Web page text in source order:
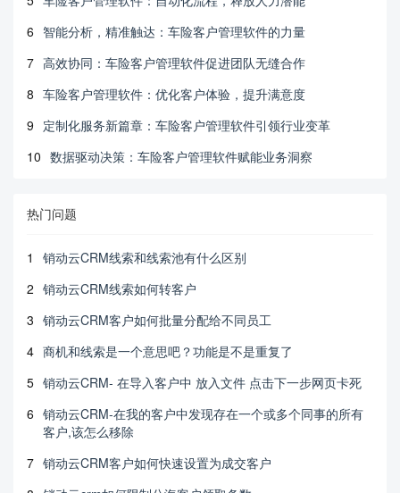
6 智能分析，精准触达：车险客户管理软件的力量
7 高效协同：车险客户管理软件促进团队无缝合作
8 车险客户管理软件：优化客户体验，提升满意度
9 定制化服务新篇章：车险客户管理软件引领行业变革
10 数据驱动决策：车险客户管理软件赋能业务洞察
热门问题
1
销动云CRM线索和线索池有什么区别
2 销动云CRM线索如何转客户
3 销动云CRM客户如何批量分配给不同员工
4 商机和线索是一个意思吧？功能是不是重复了
5 销动云CRM- 在导入客户中 放入文件 点击下一步网页卡死
6 销动云CRM-在我的客户中发现存在一个或多个同事的所有
客户,该怎么移除
7 销动云CRM客户如何快速设置为成交客户